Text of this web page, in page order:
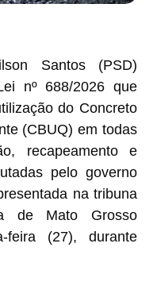
Santos (PSD)
nº 688/2026 que
do Concreto
(CBUQ) em todas
recapeamento e
pelo governo
na tribuna
de Mato Grosso
feira (27), durante